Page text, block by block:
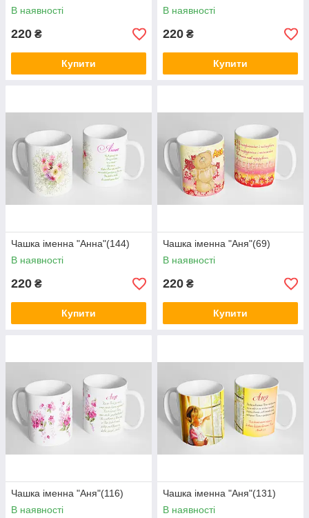
В наявності
220 ₴
Купити
В наявності
220 ₴
Купити
Чашка іменна "Анна"(144)
В наявності
220 ₴
Купити
Чашка іменна "Аня"(69)
В наявності
220 ₴
Купити
Чашка іменна "Аня"(116)
В наявності
Чашка іменна "Аня"(131)
В наявності